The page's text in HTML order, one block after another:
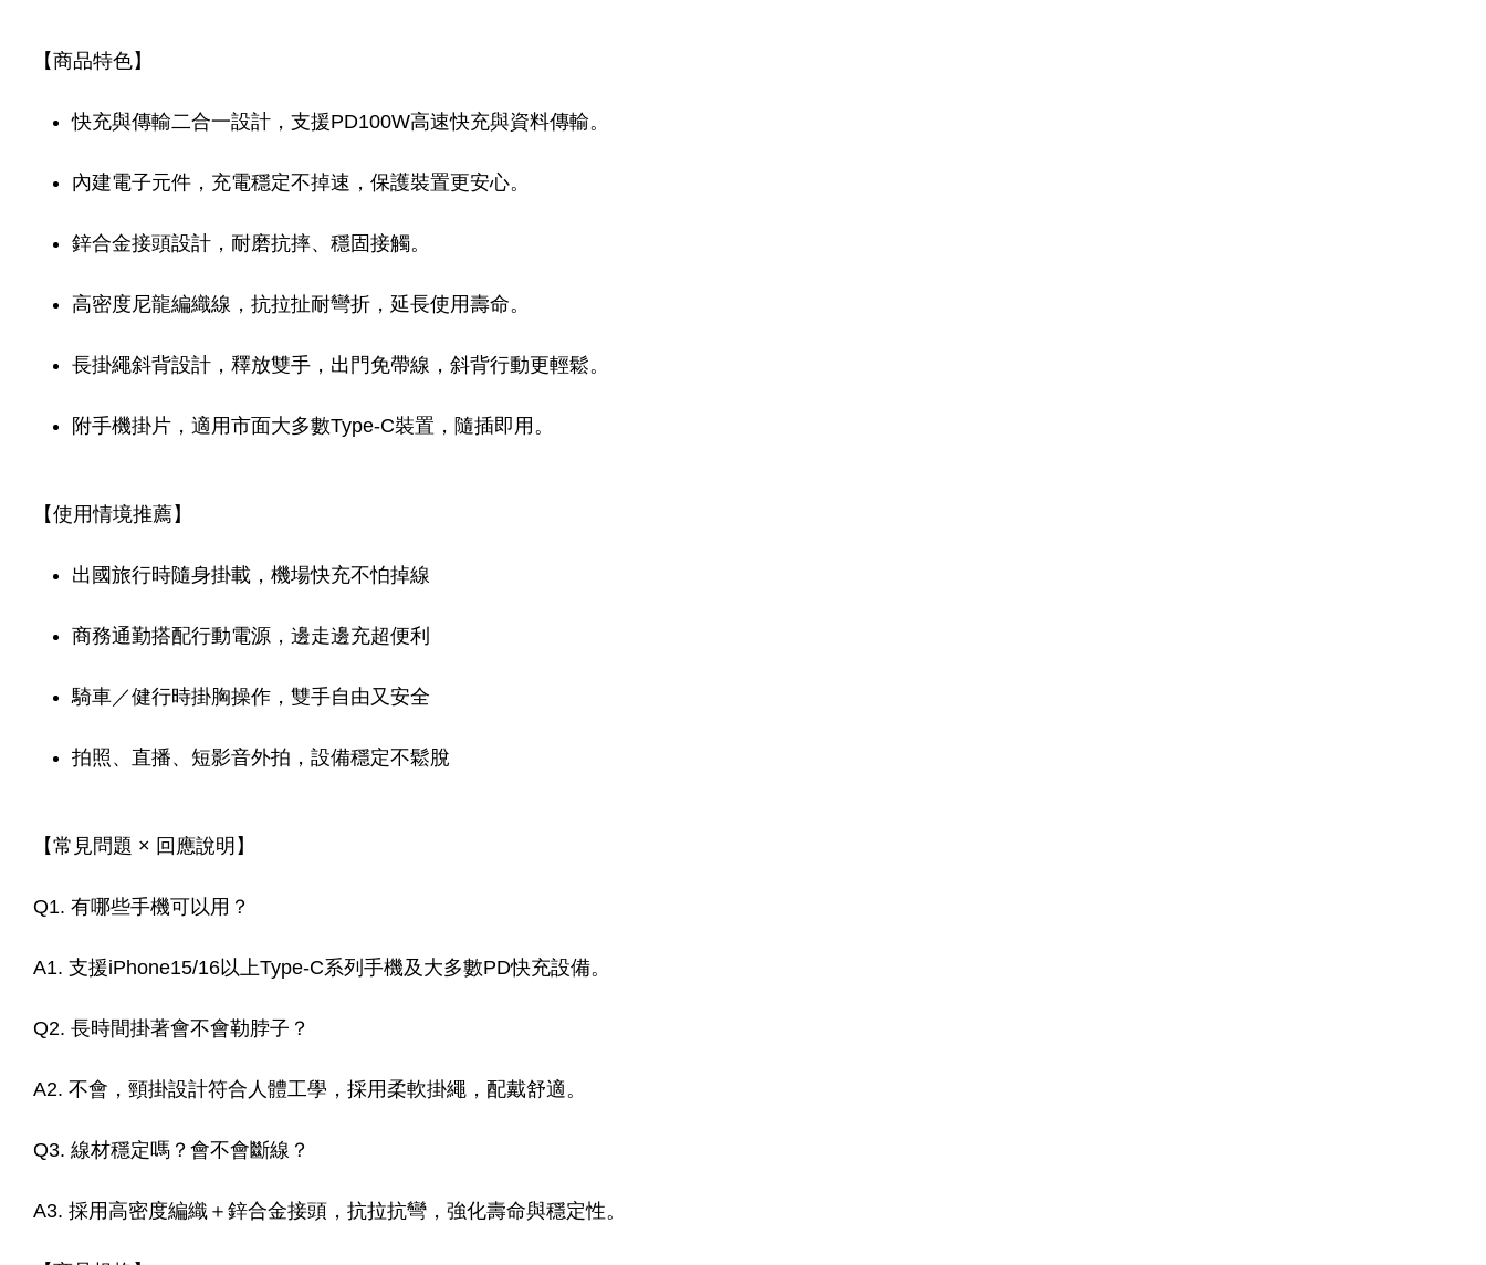
【商品特色】
快充與傳輸二合一設計，支援PD100W高速快充與資料傳輸。
內建電子元件，充電穩定不掉速，保護裝置更安心。
鋅合金接頭設計，耐磨抗摔、穩固接觸。
高密度尼龍編織線，抗拉扯耐彎折，延長使用壽命。
長掛繩斜背設計，釋放雙手，出門免帶線，斜背行動更輕鬆。
附手機掛片，適用市面大多數Type-C裝置，隨插即用。
【使用情境推薦】
出國旅行時隨身掛載，機場快充不怕掉線
商務通勤搭配行動電源，邊走邊充超便利
騎車／健行時掛胸操作，雙手自由又安全
拍照、直播、短影音外拍，設備穩定不鬆脫
【常見問題 × 回應說明】
Q1. 有哪些手機可以用？
A1. 支援iPhone15/16以上Type-C系列手機及大多數PD快充設備。
Q2. 長時間掛著會不會勒脖子？
A2. 不會，頸掛設計符合人體工學，採用柔軟掛繩，配戴舒適。
Q3. 線材穩定嗎？會不會斷線？
A3. 採用高密度編織＋鋅合金接頭，抗拉抗彎，強化壽命與穩定性。